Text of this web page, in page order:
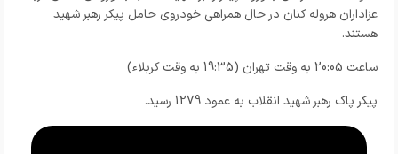
عزاداران هروله کنان در حال همراهی خودروی حامل پیکر رهبر شهید
هستند.
ساعت 20:05 به وقت تهران (19:35 به وقت کربلاء)
پیکر پاک رهبر شهید انقلاب به عمود 1279 رسید.